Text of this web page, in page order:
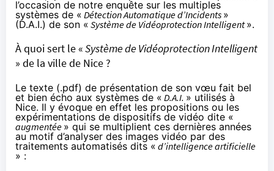
l’occasion de notre enquête sur les multiples
systèmes de « Détection Automatique d’Incidents »
(D.A.I.) de son « Système de Vidéoprotection Intelligent».
À quoi sert le «Système de Vidéoprotection Intelligent
» de la ville de Nice ?
Le texte (.pdf) de présentation de son vœu fait bel
et bien écho aux systèmes de « D.A.I. » utilisés à
Nice. Il y évoque en effet les propositions ou les
expérimentations de dispositifs de vidéo dite «
augmentée » qui se multiplient ces dernières années
au motif d’analyser des images vidéo par des
traitements automatisés dits « d’intelligence artificielle
» :